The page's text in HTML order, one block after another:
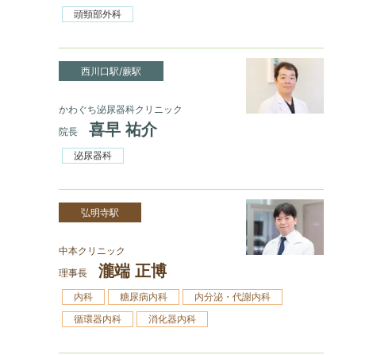
頭頸部外科
西川口駅/蕨駅
かわぐち泌尿器科クリニック
院長
喜早 祐介
泌尿器科
弘明寺駅
中本クリニック
理事長
瀧端 正博
内科 糖尿病内科
内分泌・代謝内科
循環器内科
消化器内科